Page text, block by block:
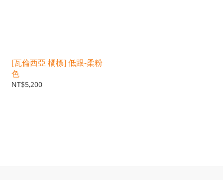
[瓦倫西亞 橘標] 低跟-柔粉
色
NT$5,200